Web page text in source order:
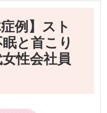
例】スト
と首こり
性会社員